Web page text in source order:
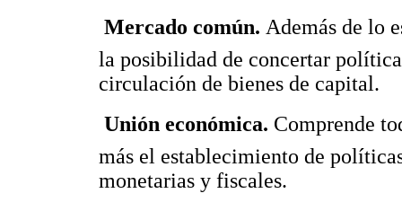
 Mercado común. Además de lo
la posibilidad de concertar
circulación de bienes de capital.
 Unión económica. Comprende
más el establecimiento de
monetarias y fiscales.